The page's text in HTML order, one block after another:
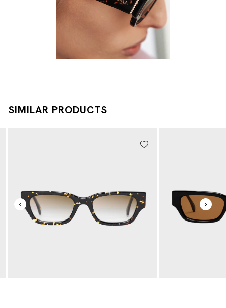
SIMILAR PRODUCTS